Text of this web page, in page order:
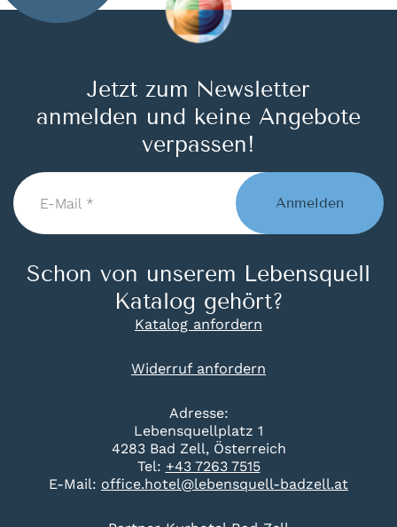
Adresse:
Lebensquellplatz 1
4283 Bad Zell, Österreich
Tel: +43 7263 7515
E-Mail: office.hotel@lebensquell-badzell.at
Jetzt zum Newsletter
anmelden und keine Angebote
verpassen!
E-
Mail
*
Anmelden
Schon von unserem Lebensquell
Katalog gehört?
Katalog anfordern
Widerruf anfordern